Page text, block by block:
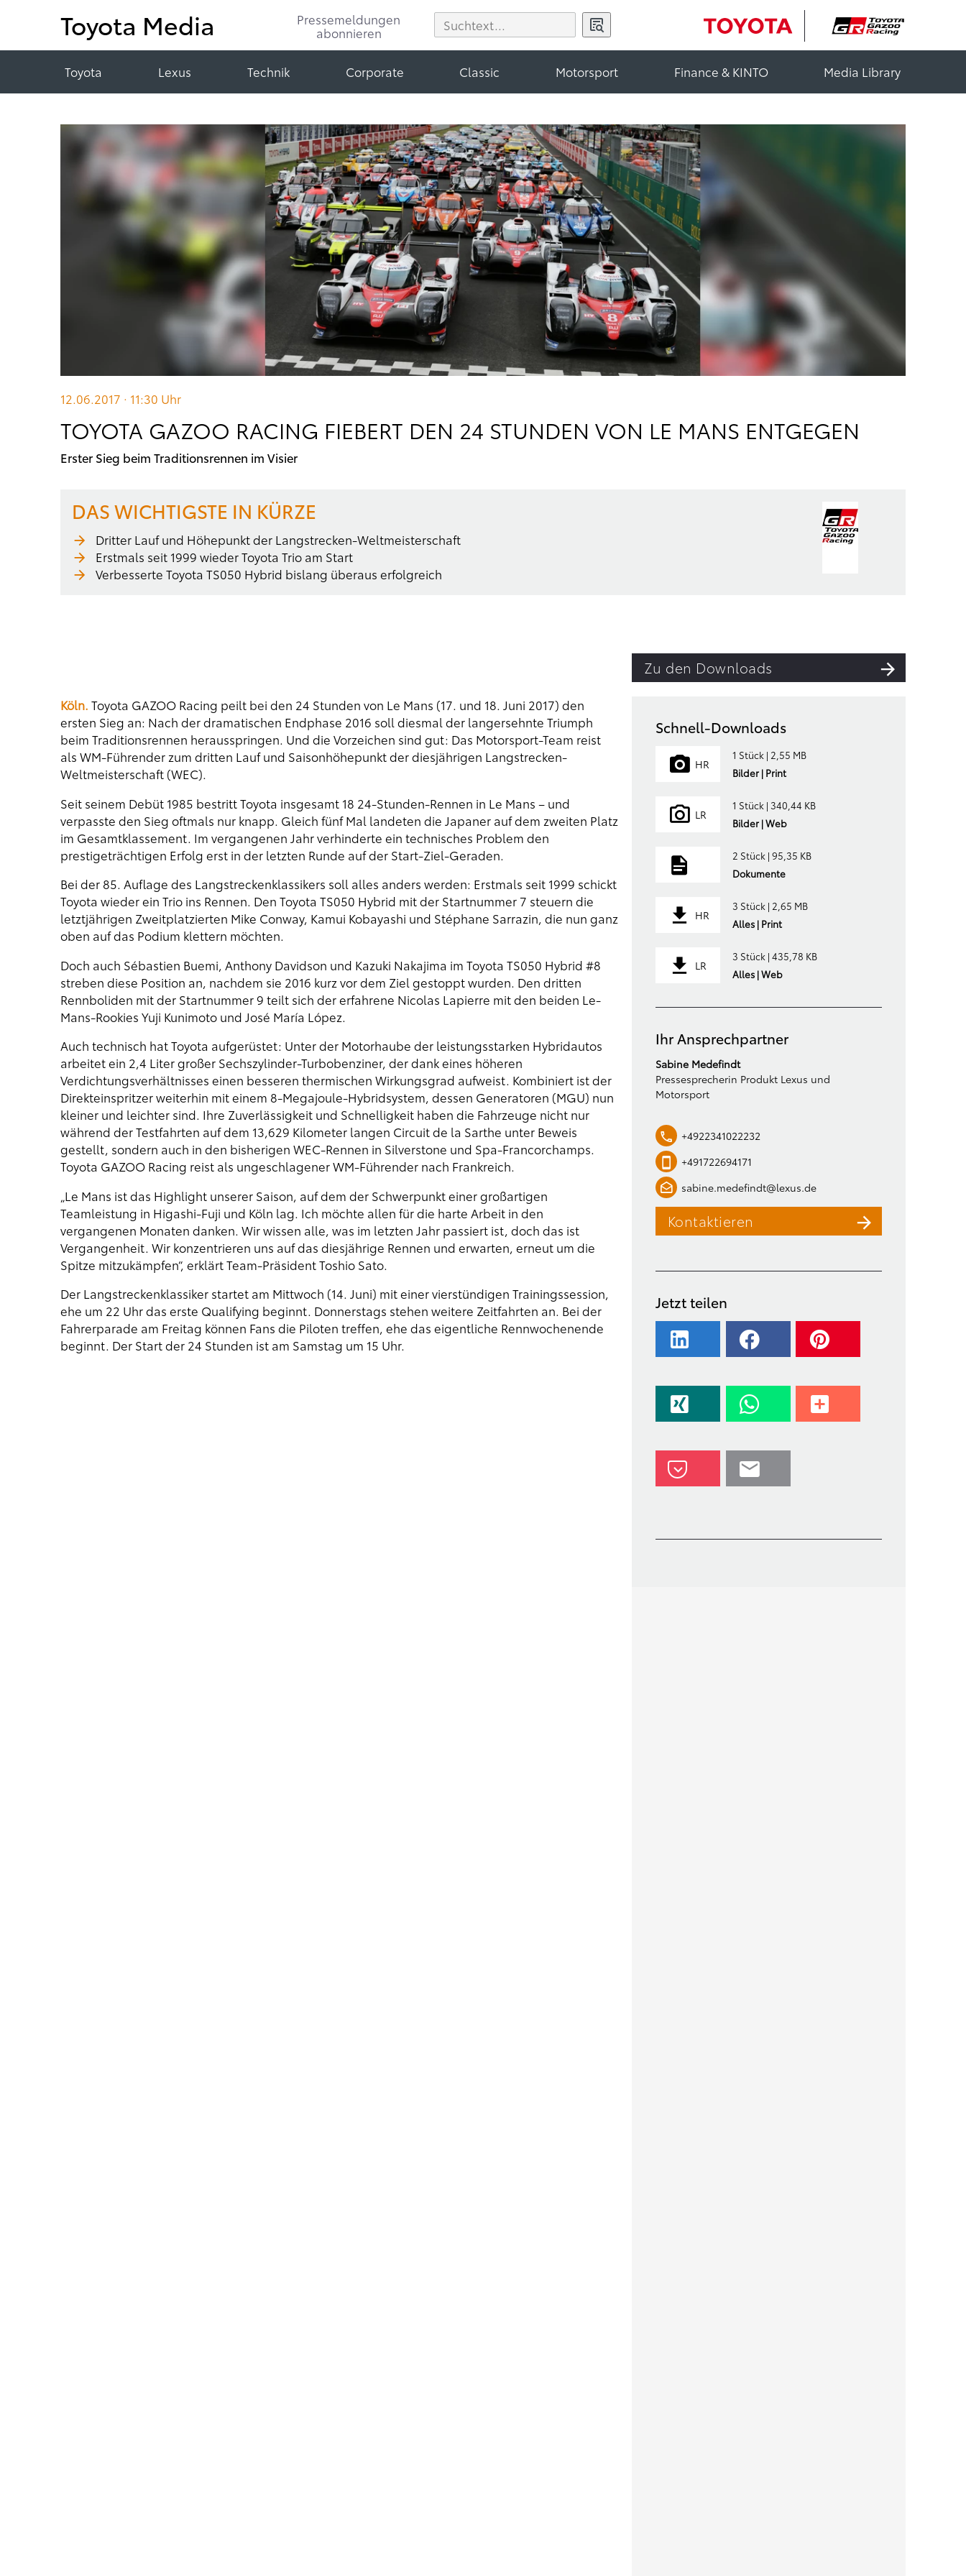
Toyota Media
Pressemeldungen
abonnieren
Toyota Lexus Technik Corporate Classic Motorsport Finance & KINTO Media Library
12.06.2017 · 11:30 Uhr
TOYOTA GAZOO RACING FIEBERT DEN 24 STUNDEN VON LE MANS ENTGEGEN
Erster Sieg beim Traditionsrennen im Visier
DAS WICHTIGSTE IN KÜRZE
Dritter Lauf und Höhepunkt der Langstrecken-Weltmeisterschaft
Erstmals seit 1999 wieder Toyota Trio am Start
Verbesserte Toyota TS050 Hybrid bislang überaus erfolgreich
Zu den Downloads
Köln. Toyota GAZOO Racing peilt bei den 24 Stunden von Le Mans (17. und 18. Juni 2017) den
ersten Sieg an: Nach der dramatischen Endphase 2016 soll diesmal der langersehnte Triumph
beim Traditionsrennen herausspringen. Und die Vorzeichen sind gut: Das Motorsport-Team reist
als WM-Führender zum dritten Lauf und Saisonhöhepunkt der diesjährigen Langstrecken-
Weltmeisterschaft (WEC).
Seit seinem Debüt 1985 bestritt Toyota insgesamt 18 24-Stunden-Rennen in Le Mans – und
verpasste den Sieg oftmals nur knapp. Gleich fünf Mal landeten die Japaner auf dem zweiten Platz
im Gesamtklassement. Im vergangenen Jahr verhinderte ein technisches Problem den
prestigeträchtigen Erfolg erst in der letzten Runde auf der Start-Ziel-Geraden.
Bei der 85. Auflage des Langstreckenklassikers soll alles anders werden: Erstmals seit 1999 schickt
Toyota wieder ein Trio ins Rennen. Den Toyota TS050 Hybrid mit der Startnummer 7 steuern die
letztjährigen Zweitplatzierten Mike Conway, Kamui Kobayashi und Stéphane Sarrazin, die nun ganz
oben auf das Podium klettern möchten.
Doch auch Sébastien Buemi, Anthony Davidson und Kazuki Nakajima im Toyota TS050 Hybrid #8
streben diese Position an, nachdem sie 2016 kurz vor dem Ziel gestoppt wurden. Den dritten
Rennboliden mit der Startnummer 9 teilt sich der erfahrene Nicolas Lapierre mit den beiden Le-
Mans-Rookies Yuji Kunimoto und José María López.
Auch technisch hat Toyota aufgerüstet: Unter der Motorhaube der leistungsstarken Hybridautos
arbeitet ein 2,4 Liter großer Sechszylinder-Turbobenziner, der dank eines höheren
Verdichtungsverhältnisses einen besseren thermischen Wirkungsgrad aufweist. Kombiniert ist der
Direkteinspritzer weiterhin mit einem 8-Megajoule-Hybridsystem, dessen Generatoren (MGU) nun
kleiner und leichter sind. Ihre Zuverlässigkeit und Schnelligkeit haben die Fahrzeuge nicht nur
während der Testfahrten auf dem 13,629 Kilometer langen Circuit de la Sarthe unter Beweis
gestellt, sondern auch in den bisherigen WEC-Rennen in Silverstone und Spa-Francorchamps.
Toyota GAZOO Racing reist als ungeschlagener WM-Führender nach Frankreich.
„Le Mans ist das Highlight unserer Saison, auf dem der Schwerpunkt einer großartigen
Teamleistung in Higashi-Fuji und Köln lag. Ich möchte allen für die harte Arbeit in den
vergangenen Monaten danken. Wir wissen alle, was im letzten Jahr passiert ist, doch das ist
Vergangenheit. Wir konzentrieren uns auf das diesjährige Rennen und erwarten, erneut um die
Spitze mitzukämpfen“, erklärt Team-Präsident Toshio Sato.
Der Langstreckenklassiker startet am Mittwoch (14. Juni) mit einer vierstündigen Trainingssession,
ehe um 22 Uhr das erste Qualifying beginnt. Donnerstags stehen weitere Zeitfahrten an. Bei der
Fahrerparade am Freitag können Fans die Piloten treffen, ehe das eigentliche Rennwochenende
beginnt. Der Start der 24 Stunden ist am Samstag um 15 Uhr.
Schnell-Downloads
HR
1 Stück | 2,55 MB
Bilder | Print
LR
1 Stück | 340,44 KB
Bilder | Web
2 Stück | 95,35 KB
Dokumente
HR
3 Stück | 2,65 MB
Alles | Print
LR
3 Stück | 435,78 KB
Alles | Web
Ihr Ansprechpartner
Sabine Medefindt
Pressesprecherin Produkt Lexus und
Motorsport
+4922341022232
+491722694171
sabine.medefindt@lexus.de
Kontaktieren
Jetzt teilen